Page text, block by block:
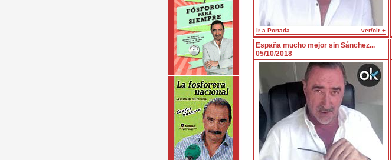
ir a Portada ver/oir +
España mucho mejor sin Sánchez...
05/10/2018